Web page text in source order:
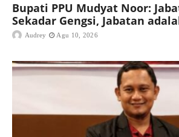
Bupati PPU Mudyat Noor:
Sekadar Gengsi, Jabatan
Audrey Agu 10, 2026